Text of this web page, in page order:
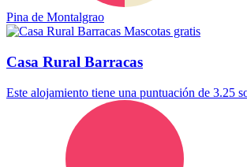
Pina de Montalgrao
Mascotas gratis
Casa Rural Barracas
Este alojamiento tiene una puntuación de 3.25